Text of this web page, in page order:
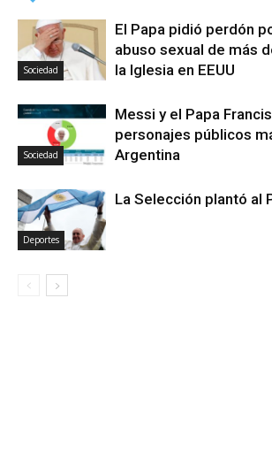
Sociedad
El Papa pidió perdón
abuso sexual de más
la Iglesia en EEUU
Sociedad
Messi y el Papa
personajes públicos
Argentina
Deportes
La Selección plantó al